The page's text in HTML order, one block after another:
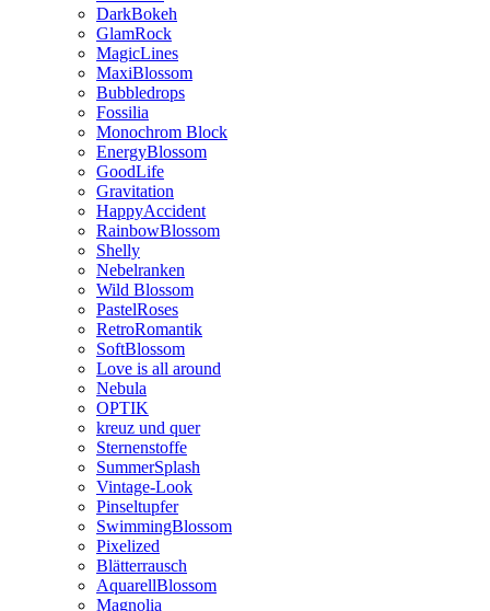
DarkBokeh
GlamRock
MagicLines
MaxiBlossom
Bubbledrops
Fossilia
Monochrom Block
EnergyBlossom
GoodLife
Gravitation
HappyAccident
RainbowBlossom
Shelly
Nebelranken
Wild Blossom
PastelRoses
RetroRomantik
SoftBlossom
Love is all around
Nebula
OPTIK
kreuz und quer
Sternenstoffe
SummerSplash
Vintage-Look
Pinseltupfer
SwimmingBlossom
Pixelized
Blätterrausch
AquarellBlossom
Magnolia